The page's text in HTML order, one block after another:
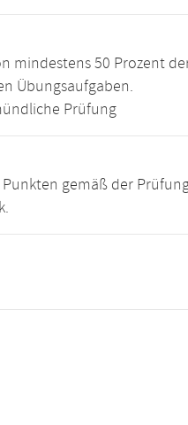
mindestens 50 Prozent
Übungsaufgaben.
Prüfung
gemäß der